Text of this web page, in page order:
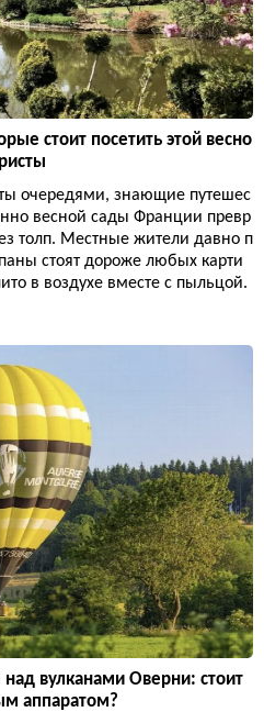
стоит посетить этой весно
очередями, знающие путешес
весной сады Франции превр
толп. Местные жители давно п
стоят дороже любых карти
в воздухе вместе с пыльцой.
вулканами Оверни: стоит
аппаратом?